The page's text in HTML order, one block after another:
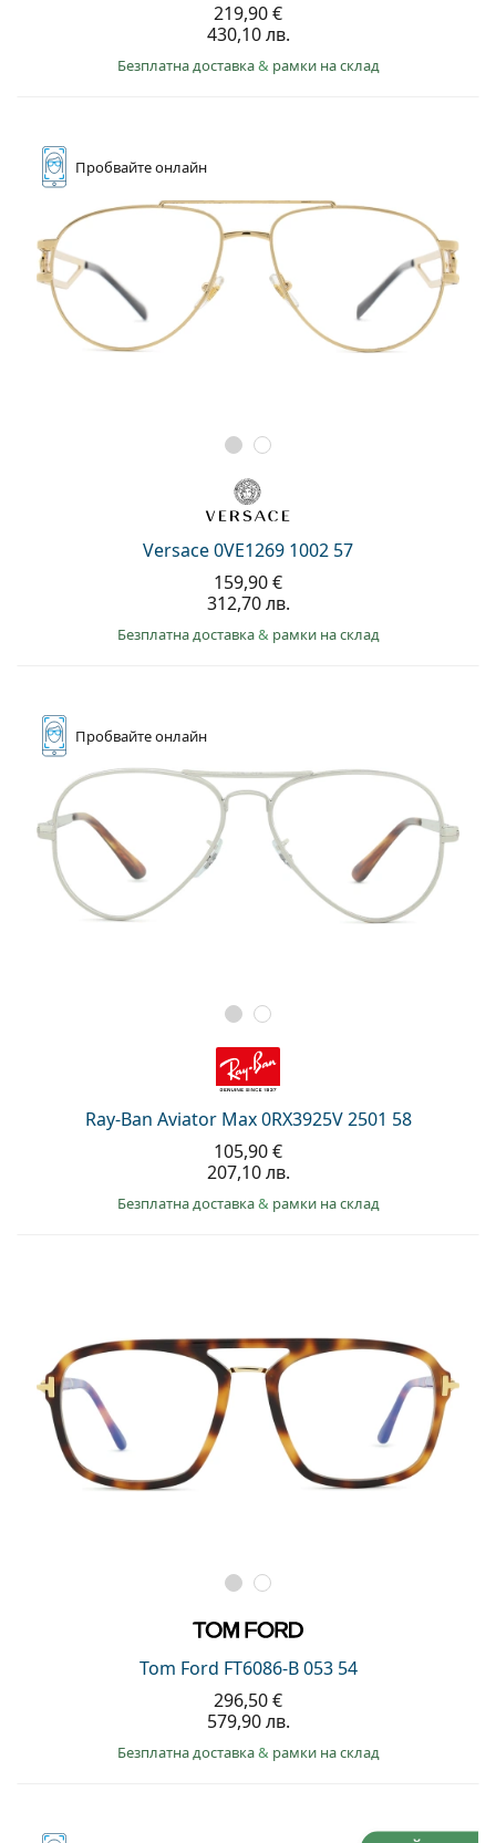
219,90 €
430,10 лв.
Безплатна доставка& рамки на склад
Пробвайтеонлайн
Versace 0VE1269 1002 57
159,90 €
312,70 лв.
Безплатна доставка& рамки на склад
Пробвайтеонлайн
Ray-Ban Aviator Max 0RX3925V 2501 58
105,90 €
207,10 лв.
Безплатна доставка& рамки на склад
Tom Ford FT6086-B 053 54
296,50 €
579,90 лв.
Безплатна доставка& рамки на склад